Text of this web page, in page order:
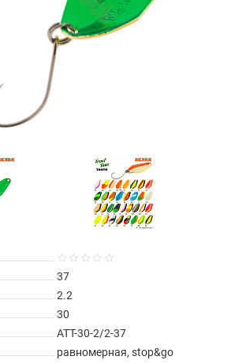
37
2.2
30
ATT-30-2/2-37
равномерная, stop&go